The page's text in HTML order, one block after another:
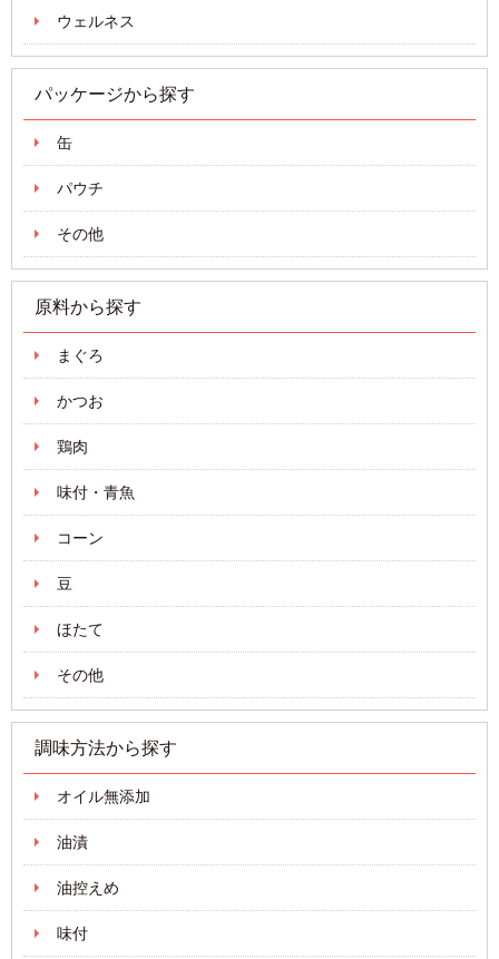
ウェルネス
パッケージから探す
缶
パウチ
その他
原料から探す
まぐろ
かつお
鶏肉
味付・青魚
コーン
豆
ほたて
その他
調味方法から探す
オイル無添加
油漬
油控えめ
味付